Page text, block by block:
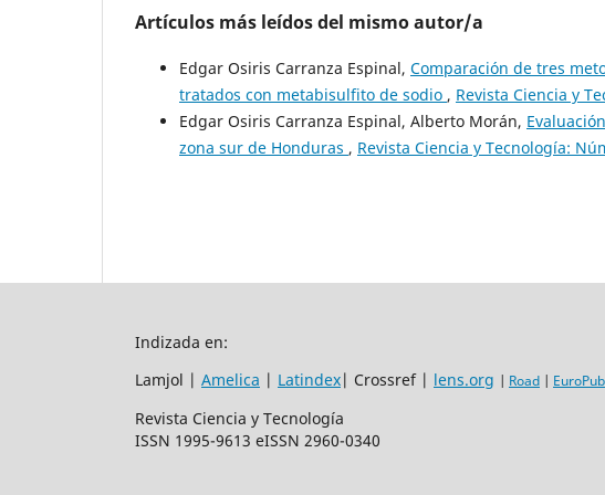
Artículos más leídos del mismo autor/a
Edgar Osiris Carranza Espinal, Comparación de tres
tratados con metabisulfito de sodio , Revista Ciencia y
Edgar Osiris Carranza Espinal, Alberto Morán,
zona sur de Honduras , Revista Ciencia y Tecnología:
Indizada en:
Lamjol | Amelica | Latindex| Crossref | lens.org | Road | EuroPub
Revista Ciencia y Tecnología
ISSN 1995-9613 eISSN 2960-0340